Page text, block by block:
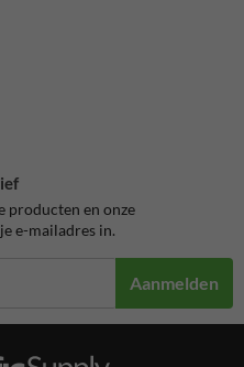
producten en onze
e-mailadres in.
Aanmelden